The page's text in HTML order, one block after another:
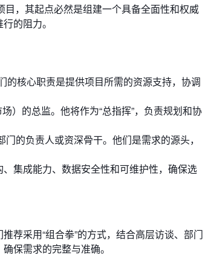
，其起点必然是组建一个具备全面性和权威
的阻力。
的核心职责是提供项目所需的资源支持，协调
）的总监。他将作为“总指挥”，负责规划和协
的负责人或资深骨干。他们是需求的源头，
集成能力、数据安全性和可维护性，确保选
荐采用“组合拳”的方式，结合高层访谈、部门
保需求的完整与准确。